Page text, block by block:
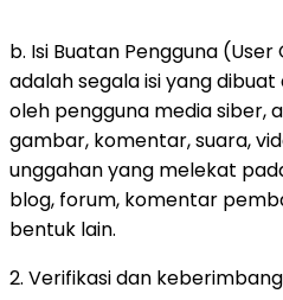
b. Isi Buatan Pengguna
adalah segala isi yang
oleh pengguna media siber,
gambar, komentar, suara,
unggahan yang melekat
blog, forum, komentar
bentuk lain.
2. Verifikasi dan